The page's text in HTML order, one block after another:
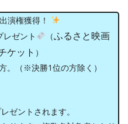
演権獲得！
レゼント
（ふるさと映画
ケット ）
。（※決勝1位の方除く）
ゼントされます。